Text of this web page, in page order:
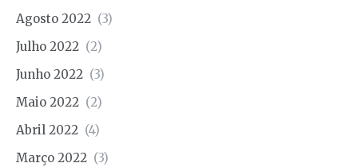
Agosto 2022 (3)
Julho 2022 (2)
Junho 2022 (3)
Maio 2022 (2)
Abril 2022 (4)
Março 2022 (3)